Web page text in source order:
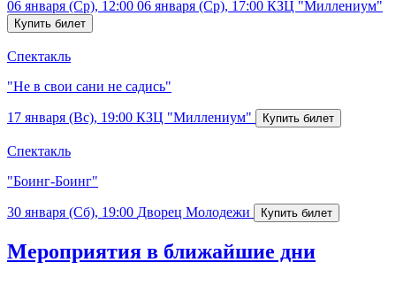
06 января (Ср), 12:00 06 января (Ср), 17:00 КЗЦ "Миллениум"
Спектакль
"Не в свои сани не садись"
17 января (Вс), 19:00 КЗЦ "Миллениум"
Спектакль
"Боинг-Боинг"
30 января (Сб), 19:00 Дворец Молодежи
Мероприятия в ближайшие дни